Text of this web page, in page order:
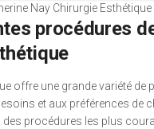
Nay Chirurgie Esthétique
procédures
offre une grande variété de
et aux préférences de
procédures les plus